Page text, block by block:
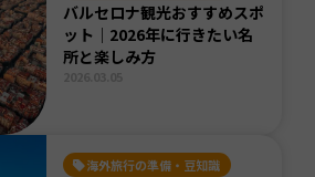
バルセロナ観光おすすめスポ
ット｜2026年に行きたい名
所と楽しみ方
海外旅行の準備・豆知識